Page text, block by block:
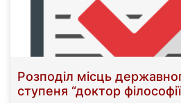
Розподіл місць
ступеня “доктор